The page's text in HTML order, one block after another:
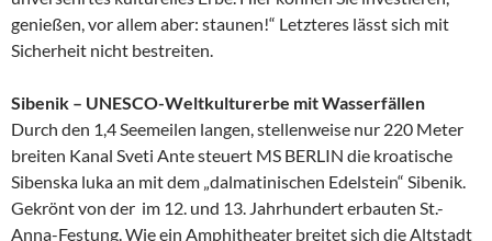
genießen, vor allem aber: staunen!“ Letzteres lässt sich mit
Sicherheit nicht bestreiten.
Sibenik – UNESCO-Weltkulturerbe mit Wasserfällen
Durch den 1,4 Seemeilen langen, stellenweise nur 220 Meter
breiten Kanal Sveti Ante steuert MS BERLIN die kroatische
Sibenska luka an mit dem „dalmatinischen Edelstein“ Sibenik.
Gekrönt von der im 12. und 13. Jahrhundert erbauten St.-
Anna-Festung. Wie ein Amphitheater breitet sich die Altstadt